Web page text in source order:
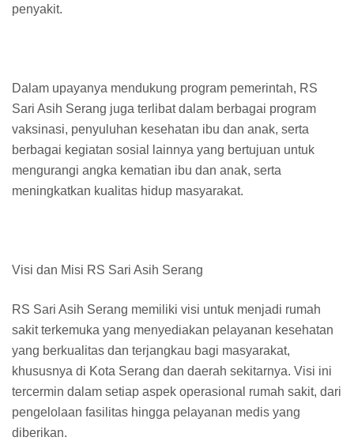
penyakit.
Dalam upayanya mendukung program pemerintah, RS
Sari Asih Serang juga terlibat dalam berbagai program
vaksinasi, penyuluhan kesehatan ibu dan anak, serta
berbagai kegiatan sosial lainnya yang bertujuan untuk
mengurangi angka kematian ibu dan anak, serta
meningkatkan kualitas hidup masyarakat.
Visi dan Misi RS Sari Asih Serang
RS Sari Asih Serang memiliki visi untuk menjadi rumah
sakit terkemuka yang menyediakan pelayanan kesehatan
yang berkualitas dan terjangkau bagi masyarakat,
khususnya di Kota Serang dan daerah sekitarnya. Visi ini
tercermin dalam setiap aspek operasional rumah sakit, dari
pengelolaan fasilitas hingga pelayanan medis yang
diberikan.